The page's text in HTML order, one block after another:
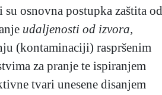
osnovna postupka zaštita od
udaljenosti od izvora,
(kontaminaciji) raspršenim
za pranje te ispiranjem
tvari unesene disanjem